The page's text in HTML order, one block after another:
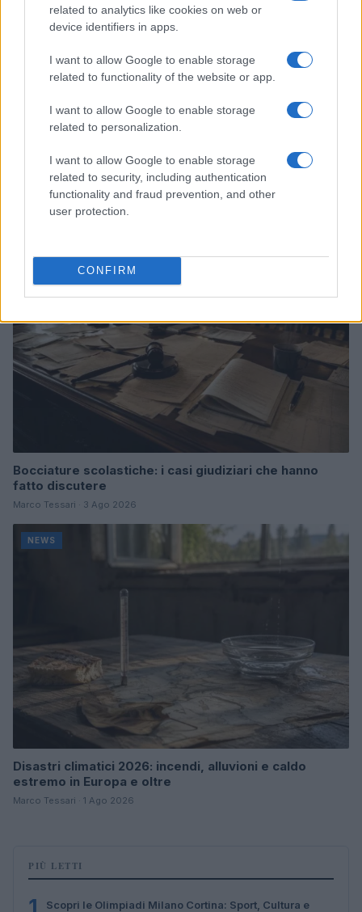
related to analytics like cookies on web or
device identifiers in apps.
I want to allow Google to enable storage
related to functionality of the website or app.
I want to allow Google to enable storage
related to personalization.
I want to allow Google to enable storage
related to security, including authentication
functionality and fraud prevention, and other
user protection.
CONFIRM
Don Antonio Mazzi: l’ultimo saluto a Milano tra
emozioni e canti
Marco Tessari · 3 Ago 2026
Bocciature scolastiche: i casi giudiziari che hanno
fatto discutere
Marco Tessari · 3 Ago 2026
NEWS
Disastri climatici 2026: incendi, alluvioni e caldo
estremo in Europa e oltre
Marco Tessari · 1 Ago 2026
PIÙ LETTI
Scopri le Olimpiadi Milano Cortina: Sport, Cultura e